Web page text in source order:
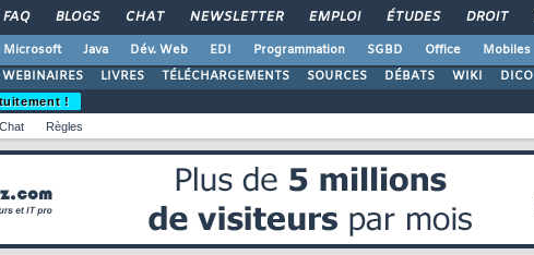
FAQ BLOGS CHAT NEWSLETTER EMPLOI ÉTUDES DROIT
Microsoft Java Dév. Web EDI Programmation SGBD Office Mobiles
WEBINAIRES LIVRES TÉLÉCHARGEMENTS SOURCES DÉBATS WIKI DICO
!
Chat Règles